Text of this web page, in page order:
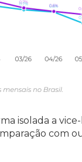
isolada a
com